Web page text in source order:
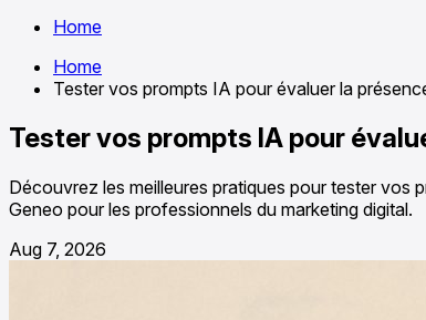
Home
Home
Tester vos prompts IA pour évaluer la
Tester vos prompts IA pour
Découvrez les meilleures pratiques pour tester vos
Geneo pour les professionnels du marketing digital.
Aug 7, 2026